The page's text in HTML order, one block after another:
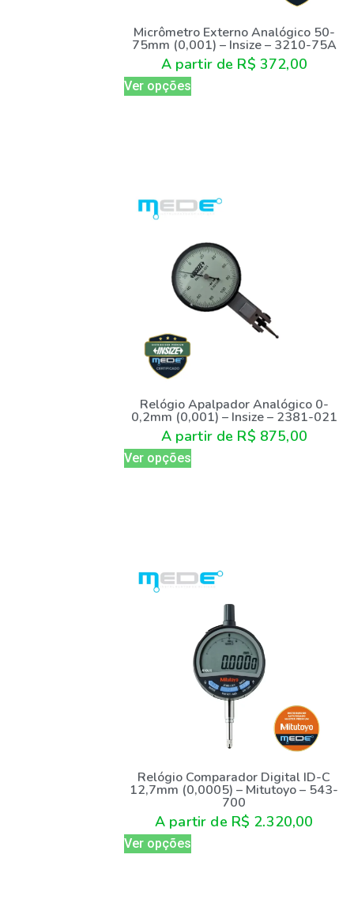
Micrômetro Externo Analógico 50-
75mm (0,001) – Insize – 3210-75A
A partir de R$ 372,00
Ver opções
Relógio Apalpador Analógico 0-
0,2mm (0,001) – Insize – 2381-021
A partir de R$ 875,00
Ver opções
Relógio Comparador Digital ID-C
12,7mm (0,0005) – Mitutoyo – 543-
700
A partir de R$ 2.320,00
Ver opções